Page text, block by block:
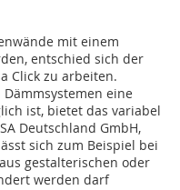
mit einem
entschied sich der
Click zu arbeiten.
eine
ist, bietet das variabel
Deutschland GmbH,
sich zum Beispiel bei
gestalterischen oder
werden darf